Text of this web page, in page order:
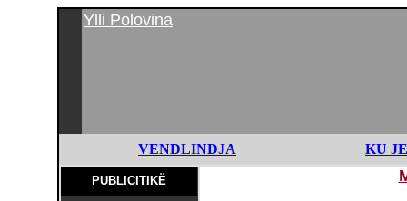
Ylli Polovina
VENDLINDJA KU
PUBLICITIKË